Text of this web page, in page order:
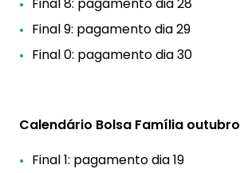
Final 9: pagamento dia 29
Final 0: pagamento dia 30
Calendário Bolsa Família outubro
Final 1: pagamento dia 19